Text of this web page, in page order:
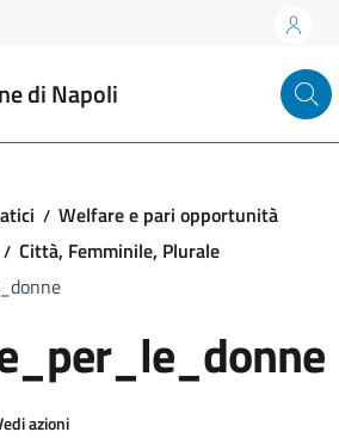
di Napoli
Welfare e pari opportunità
Città, Femminile, Plurale
azioni